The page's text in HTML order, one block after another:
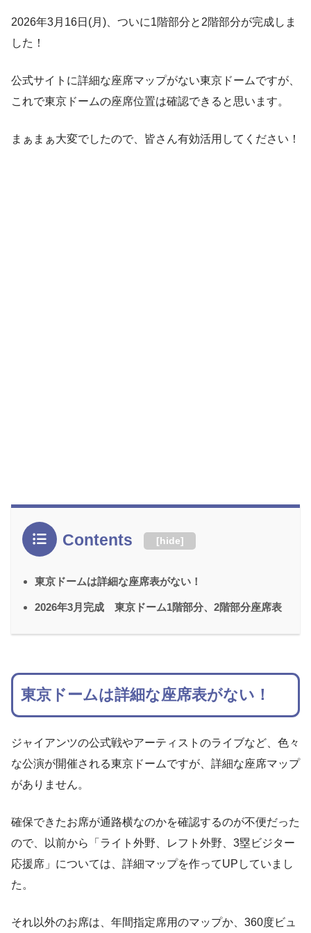
2026年3月16日(月)、ついに1階部分と2階部分が完成しま
した！
公式サイトに詳細な座席マップがない東京ドームですが、
これで東京ドームの座席位置は確認できると思います。
まぁまぁ大変でしたので、皆さん有効活用してください！
Contents [hide]
東京ドームは詳細な座席表がない！
2026年3月完成 東京ドーム1階部分、2階部分座席表
東京ドームは詳細な座席表がない！
ジャイアンツの公式戦やアーティストのライブなど、色々
な公演が開催される東京ドームですが、詳細な座席マップ
がありません。
確保できたお席が通路横なのかを確認するのが不便だった
ので、以前から「ライト外野、レフト外野、3塁ビジター
応援席」については、詳細マップを作ってUPしていまし
た。
それ以外のお席は、年間指定席用のマップか、360度ビュ